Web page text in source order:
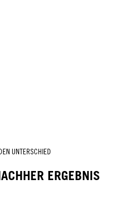
UNTERSCHIED
ERGEBNIS